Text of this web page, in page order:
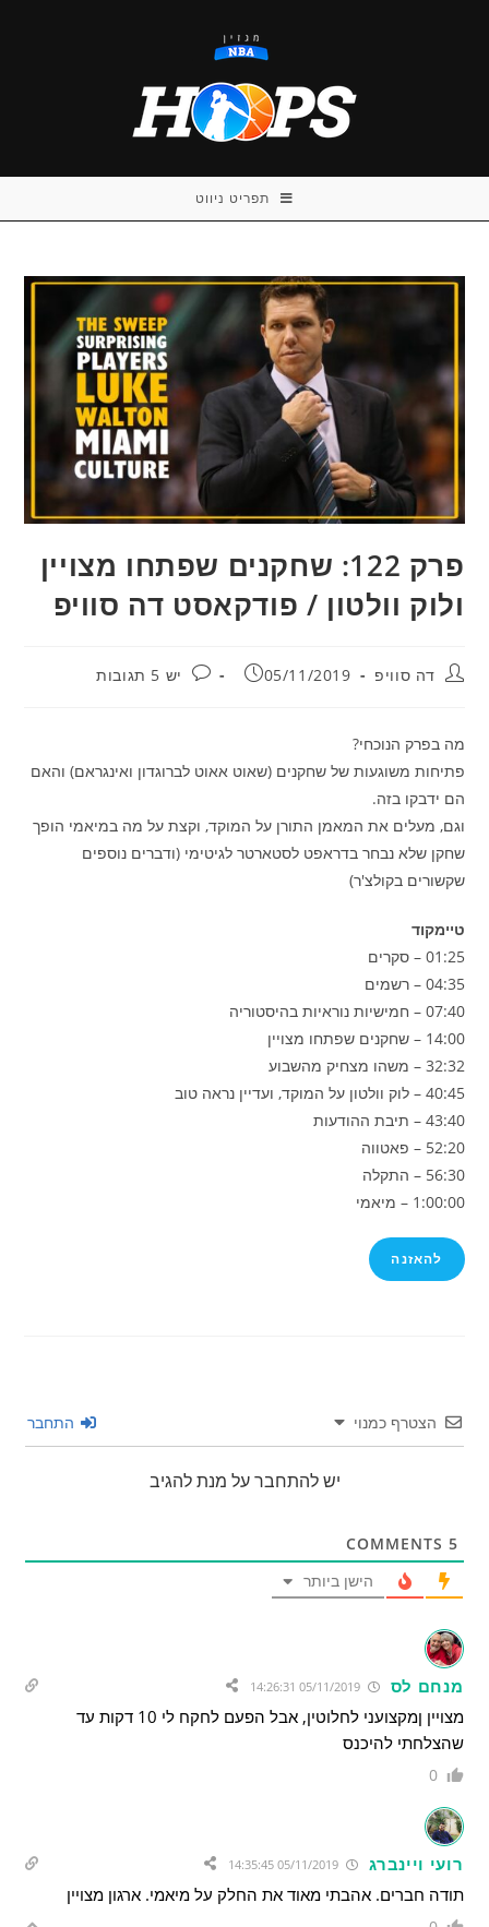
תפריט ניווט
פרק 122: שחקנים שפתחו מצויין
ולוק וולטון / פודקאסט דה סוויפ
מחבר:דה סוויפ פורסם:
05/11/2019 תגובות:
יש 5 תגובות
מה בפרק הנוכחי?
פתיחות משוגעות של שחקנים (שאוט אאוט לברוגדון ואינגראם) והאם
הם ידבקו בזה.
וגם, מעלים את המאמן התורן על המוקד, וקצת על מה במיאמי הופך
שחקן שלא נבחר בדראפט לסטארטר לגיטימי (ודברים נוספים
שקשורים בקולצ'ר)
טיימקוד
01:25 – סקרים
04:35 – רשמים
07:40 – חמישיות נוראיות בהיסטוריה
14:00 – שחקנים שפתחו מצויין
32:32 – משהו מצחיק מהשבוע
40:45 – לוק וולטון על המוקד, ועדיין נראה טוב
43:40 – תיבת ההודעות
52:20 – פאטווה
56:30 – התקלה
1:00:00 – מיאמי
להאזנה
הצטרף כמנוי התחבר
יש להתחבר על מנת להגיב
5
הישן ביותר
מנחם לס 05/11/2019 14:26:31
מצויין ןמקצועני לחלוטין, אבל הפעם לחקח לי 10 דקות עד
שהצלחתי להיכנס
0
רועי ויינברג
תודה חברים. אהבתי מאוד את החלק על מיאמי. ארגון מצויין